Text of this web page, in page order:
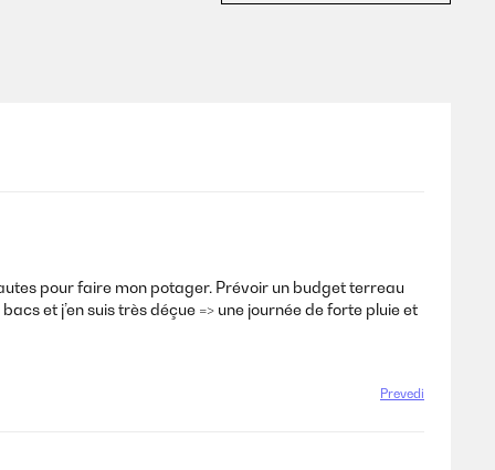
pour faire mon potager. Prévoir un budget terreau
et j’en suis très déçue => une journée de forte pluie et
Prevedi